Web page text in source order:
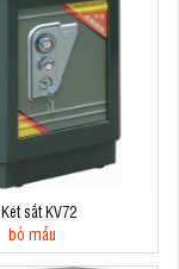
Két sắt KV72
bỏ mẫu